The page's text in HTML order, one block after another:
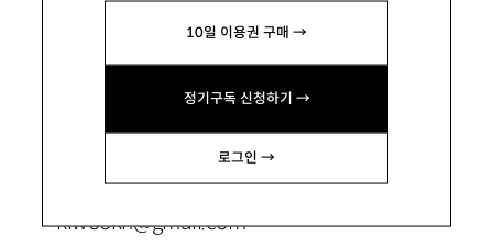
10일 이용권 구매 →
정기구독 신청하기 →
로그인 →
문학평론가, 인제대 영문과 교수. 저서 『문학의
새로움은 어디서 오는가』 『21세기 한반도 구상』
(공저), 역서 『필경사 바틀비』 『우리 집에 불났어』
『브루스 커밍스의 한국현대사』(공역) 등이 있음.
kiwookh@gmail.com